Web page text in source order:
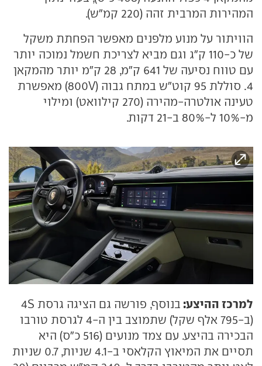
המהירות המרבית זהה (220 קמ"ש).
הוויתור על מנוע מלפנים מאפשר הפחתת משקל
של כ-110 ק"ג וגם מביא לצריכת חשמל נמוכה יותר
עם טווח נסיעה של 641 ק"מ, 28 ק"מ יותר מהמקאן
4. סוללת 95 קוט"ש במתח גבוה (800V) מאפשרת
טעינה אולטרה-מהירה (270 קילוואט) ומילוי
מ-10% ל-80% ב-21 דקות.
למרכז ההיצע:
בנוסף, פורשה גם הציגה גרסת 4S
(ב-795 אלף שקל) שתמוצב בין ה-4 לגרסת טורבו
הבכירה בהיצע. עם צמד מנועים (516 כ"ס) היא
תסיים את המיאוץ הקלאסי ב-4.1 שניות, 0.7 שניות